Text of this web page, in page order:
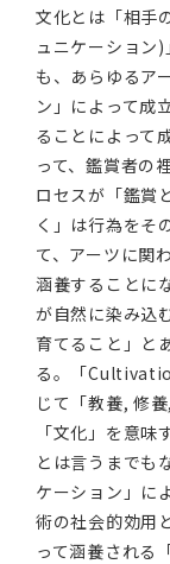
文化とは「相手
ュニケーション
も、あらゆるア
ン」によって成
ることによって
って、鑑賞者の
ロセスが「鑑賞
く」は行為をそ
て、アーツに関
涵養することに
が自然に染み込
育てること」と
る。「
じて「教養, 修
「文化」を意
とは言うまでも
ケーション」に
術の社会的効用
って涵養される